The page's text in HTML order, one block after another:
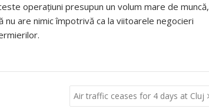
operaţiuni presupun un volum mare de muncă,
are nimic împotrivă ca la viitoarele negocieri
Air traffic ceases for 4 days at Cluj